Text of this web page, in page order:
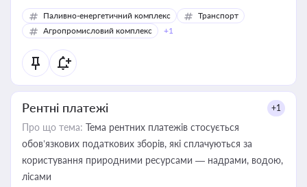
Паливно-енергетичний комплекс
Транспорт
Агропромисловий комплекс
+1
Рентні платежі +1
Про що тема: Тема рентних платежів стосується
обов’язкових податкових зборів, які сплачуються за
користування природними ресурсами — надрами, водою,
лісами